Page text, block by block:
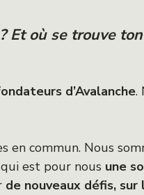
Et où se trouve
d’Avalanche.
en commun. Nous
est pour nous une
de nouveaux défis,